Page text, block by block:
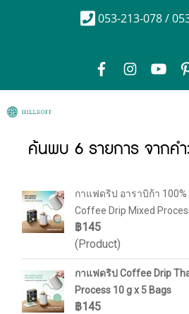
053-213-078 /
ค้นพบ 6 รายการ จากคำ
กาแฟดริป อาราบิก้า
Coffee Drip Mixed
฿145
(Product)
กาแฟดริป Coffee Drip
Process 10 g x 5 Bags
฿145